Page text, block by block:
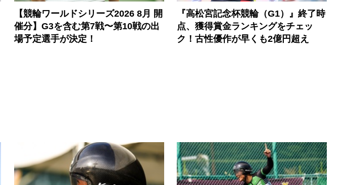
【競輪ワールドシリーズ2026 8月 開
催分】G3を含む第7戦〜第10戦の出
場予定選手が決定！
『高松宮記念杯競輪（G1）』終了時
点、獲得賞金ランキングをチェッ
ク！古性優作が早くも2億円超え